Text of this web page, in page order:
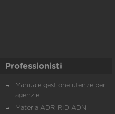
Professionisti
Manuale gestione utenze per
agenzie
Materia ADR-RID-ADN